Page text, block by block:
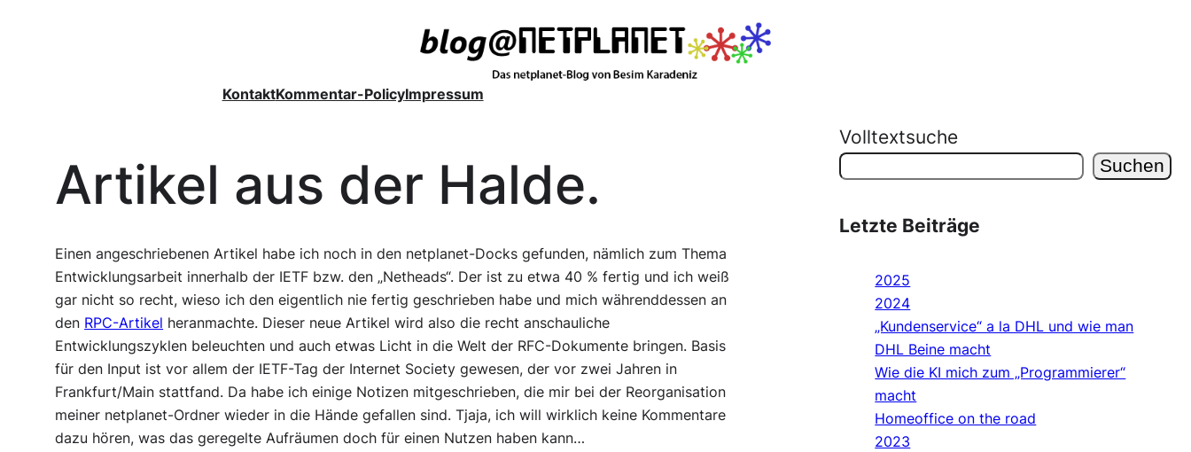
KontaktKommentar-PolicyImpressum
Artikel aus der Halde.
Einen angeschriebenen Artikel habe ich noch in den netplanet-Docks gefunden, nämlich zum Thema
Entwicklungsarbeit innerhalb der IETF bzw. den „Netheads“. Der ist zu etwa 40 % fertig und ich weiß
gar nicht so recht, wieso ich den eigentlich nie fertig geschrieben habe und mich währenddessen an
den RPC-Artikel heranmachte. Dieser neue Artikel wird also die recht anschauliche
Entwicklungszyklen beleuchten und auch etwas Licht in die Welt der RFC-Dokumente bringen. Basis
für den Input ist vor allem der IETF-Tag der Internet Society gewesen, der vor zwei Jahren in
Frankfurt/Main stattfand. Da habe ich einige Notizen mitgeschrieben, die mir bei der Reorganisation
meiner netplanet-Ordner wieder in die Hände gefallen sind. Tjaja, ich will wirklich keine Kommentare
dazu hören, was das geregelte Aufräumen doch für einen Nutzen haben kann…
Volltextsuche
Suchen
Letzte Beiträge
2025
2024
„Kundenservice“ a la DHL und wie man
DHL Beine macht
Wie die KI mich zum „Programmierer“
macht
Homeoffice on the road
2023